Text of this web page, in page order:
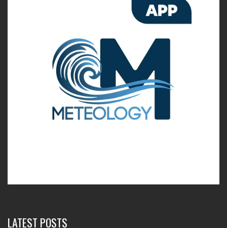
LATEST POSTS